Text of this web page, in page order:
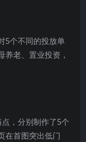
5个不同的投放单
养老、置业投资，
，分别制作了5个
在首图突出低门